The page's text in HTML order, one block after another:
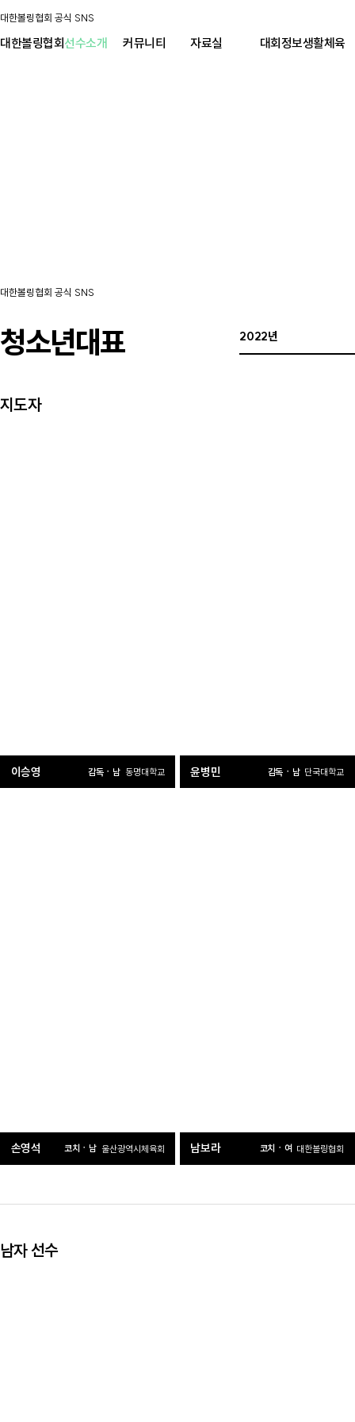
대한볼링협회 공식 SNS
대한볼링협회선수소개 커뮤니티 자료실 대회정보생활체육
대한볼링협회 공식 SNS
청소년대표 2022년
지도자
이승영 감독ㆍ남 동명대학교 윤병민 감독ㆍ남 단국대학교
손영석 코치ㆍ남 울산광역시체육회 남보라 코치ㆍ여 대한볼링협회
남자 선수